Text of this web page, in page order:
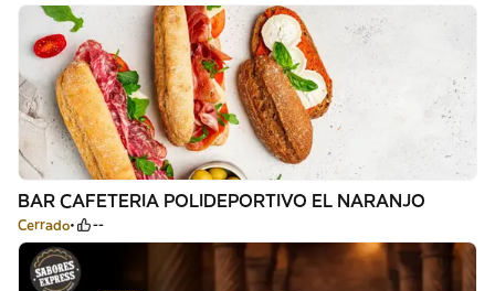
BAR CAFETERIA POLIDEPORTIVO EL NARANJO
Cerrado --